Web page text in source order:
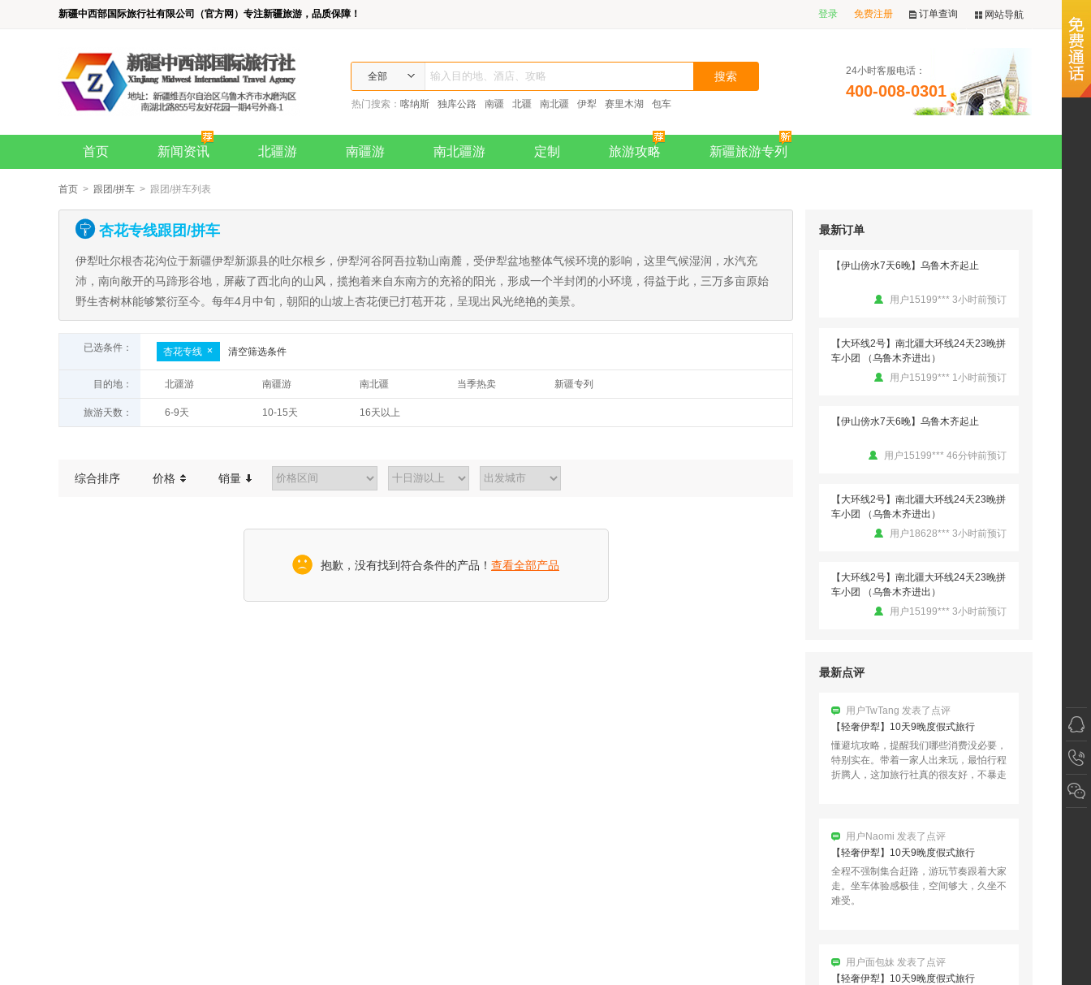
新疆中西部国际旅行社有限公司（官方网）专注新疆旅游，品质保障！ 登录 免费注册 订单查询 网站导航
全部
热门搜索： 喀纳斯 独库公路 南疆 北疆 南北疆 伊犁 赛里木湖 包车
24小时客服电话：
400-008-0301
首页 新闻资讯 北疆游 南疆游 南北疆游 定制 旅游攻略 新疆旅游专列
首页 > 跟团/拼车 > 跟团/拼车列表
杏花专线跟团/拼车
伊犁吐尔根杏花沟位于新疆伊犁新源县的吐尔根乡，伊犁河谷阿吾拉勒山南麓，受伊犁盆地整体气候环境的影响，这里气候湿润，水汽充
沛，南向敞开的马蹄形谷地，屏蔽了西北向的山风，揽抱着来自东南方的充裕的阳光，形成一个半封闭的小环境，得益于此，三万多亩原始
野生杏树林能够繁衍至今。​ 每年4月中旬，朝阳的山坡上杏花便已打苞开花，呈现出风光绝艳的美景。
已选条件： 杏花专线 清空筛选条件
目的地： 北疆游 南疆游 南北疆 当季热卖 新疆专列
旅游天数： 6-9天 10-15天 16天以上
综合排序 价格 销量
抱歉，没有找到符合条件的产品！ 查看全部产品
最新订单
用户18628*** 3小时前预订
【大环线2号】南北疆大环线24天23晚拼
【伊山傍水7天6晚】乌鲁木齐起止
用户15199*** 3小时前预订
【大环线2号】南北疆大环线24天23晚拼
车小团 （乌鲁木齐进出）
用户15199*** 1小时前预订
【伊山傍水7天6晚】乌鲁木齐起止
用户15199*** 46分钟前预订
【大环线2号】南北疆大环线24天23晚拼
车小团 （乌鲁木齐进出）
用户18628*** 3小时前预订
【大环线2号】南北疆大环线24天23晚拼
车小团 （乌鲁木齐进出）
用户15199*** 3小时前预订
【伊山傍水7天6晚】乌鲁木齐起止
用户15199*** 3小时前预订
用户15199*** 1小时前预订
【伊山傍水7天6晚】乌鲁木齐起止
最新点评
【北疆全景】14天13晚拼车小团（乌鲁
木齐起止）
喜欢这种简简单单的旅行，不攀比不跟
爽，待久了整个人身心都很舒服，远离…
用户苏南 发表了点评
避开了所有旅游坑点，全程顺顺利利开开
心心。
用户^xuanii 发表了点评
小众景点也有安排，不止大众网红点，体
没有坑，全程都是好心情。
用户TwTang 发表了点评
【轻奢伊犁】10天9晚度假式旅行
懂避坑攻略，提醒我们哪些消费没必要，
特别实在。带着一家人出来玩，最怕行程
折腾人，这加旅行社真的很友好，不暴走
用户Naomi 发表了点评
【轻奢伊犁】10天9晚度假式旅行
全程不强制集合赶路，游玩节奏跟着大家
走。坐车体验感极佳，空间够大，久坐不
难受。
用户面包妹 发表了点评
【轻奢伊犁】10天9晚度假式旅行